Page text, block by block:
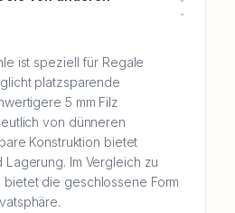
ist speziell für Regale
platzsparende
5 mm Filz
von dünneren
Konstruktion bietet
Im Vergleich zu
bietet die geschlossene Form